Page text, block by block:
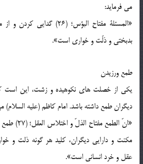
می فرماید:
«المسئلة مفتاح البؤس؛ (26)
بدبختی و ذلّت و خواری است».
طمع ورزیدن
یکی از خصلت های نکوهیده و زشت، این است
دیگران طمع داشته باشد. امام کاظم (علیه السلام)
«انّ الطمع
مکنت و دارایی دیگران، کلید هر گونه ذلت و
عقل و خرد انسانی است».